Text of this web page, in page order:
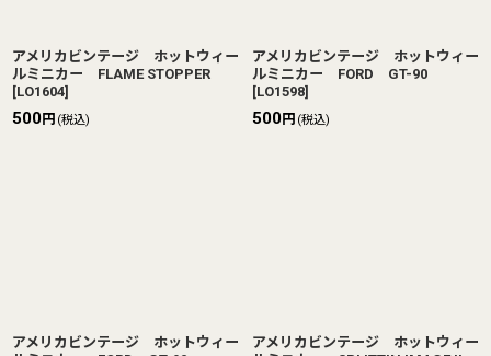
アメリカビンテージ ホットウィー
ルミニカー FLAME STOPPER
[LO1604]
500円 (税込)
アメリカビンテージ ホットウィー
ルミニカー FORD GT-90
[LO1598]
500円 (税込)
アメリカビンテージ ホットウィー
アメリカビンテージ ホットウィー